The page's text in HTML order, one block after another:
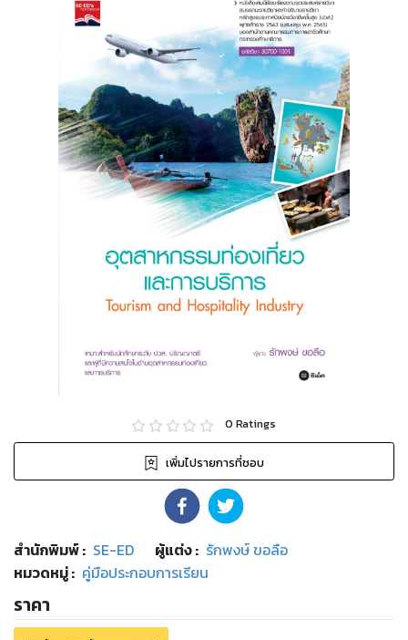
0 Ratings
เพิ่มไปรายการที่ชอบ
สำนักพิมพ์: SE-ED ผู้แต่ง : รักพงษ์ ขอลือ
หมวดหมู่: คู่มือประกอบการเรียน
ราคา